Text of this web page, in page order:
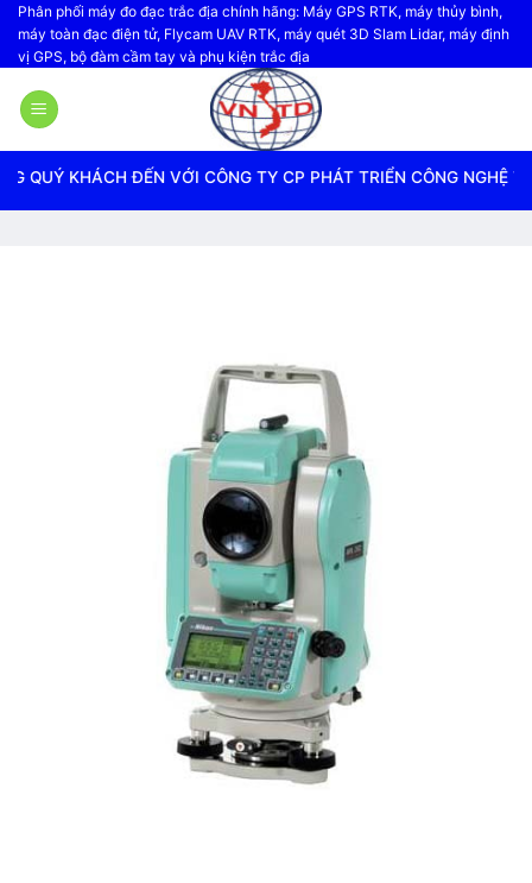
Bỏ
qua
nội
dung
Phân phối máy đo đạc trắc địa chính hãng: Máy GPS RTK, máy thủy bình,
máy toàn đạc điện tử, Flycam UAV RTK, máy quét 3D Slam Lidar, máy định
vị GPS, bộ đàm cầm tay và phụ kiện trắc địa
ĐẾN VỚI CÔNG TY CP PHÁT TRIỂN CÔNG NGHỆ TRẮC ĐỊA